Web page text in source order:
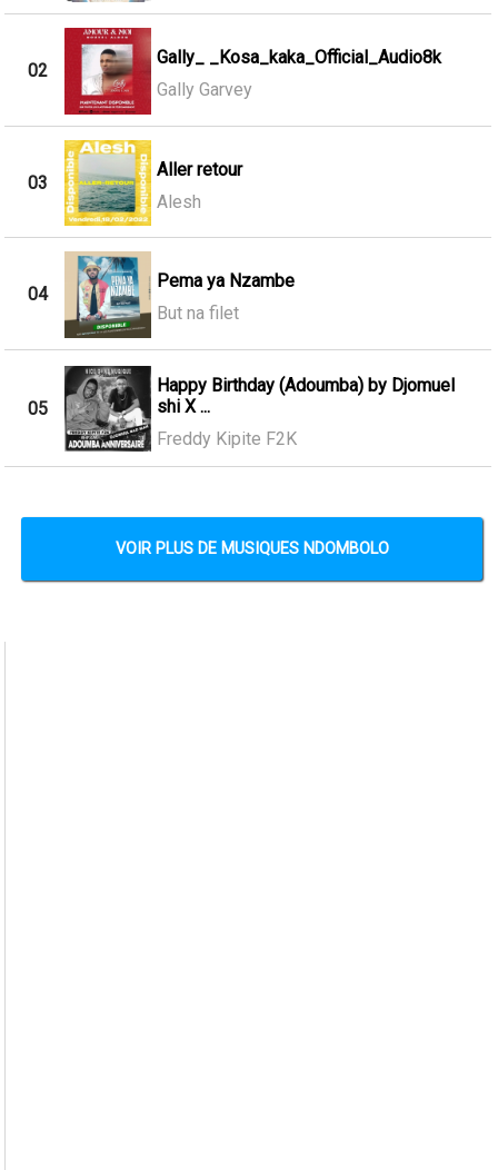
02
Gally_ _Kosa_kaka_Official_Audio8k
Gally Garvey
03
Aller retour
Alesh
04
Pema ya Nzambe
But na filet
05
Happy Birthday (Adoumba) by Djomuel
shi X ...
Freddy Kipite F2K
VOIR PLUS DE MUSIQUES NDOMBOLO